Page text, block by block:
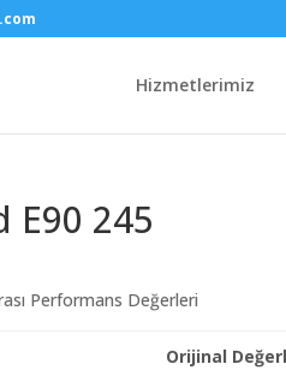
Hizmetlerimiz
E90 245
Performans Değerleri
Orijinal